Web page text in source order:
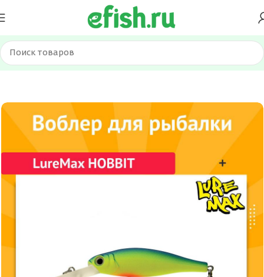
Главная Приманки Воблеры